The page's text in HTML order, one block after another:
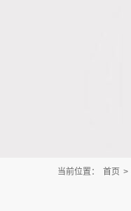
当前位置： 首页 >